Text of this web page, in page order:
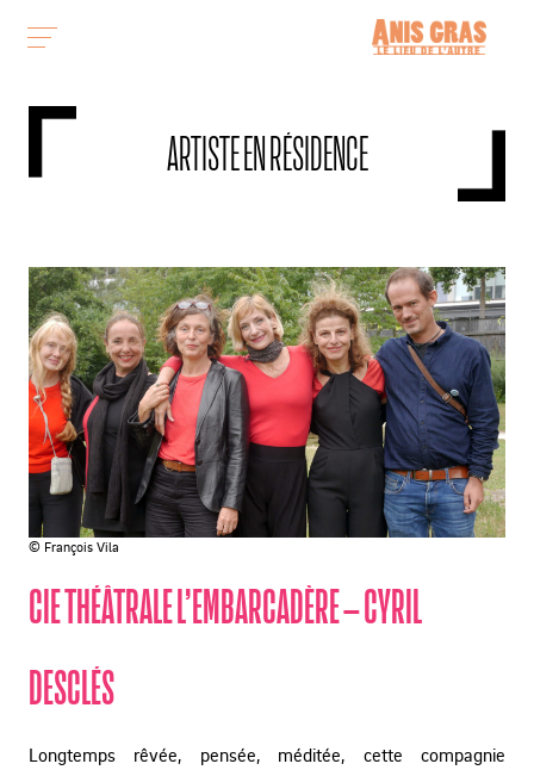
ARTISTE EN RÉSIDENCE
© François Vila
CIE THÉÂTRALE L’EMBARCADÈRE – CYRIL
DESCLÉS
Longtemps rêvée, pensée, méditée, cette compagnie